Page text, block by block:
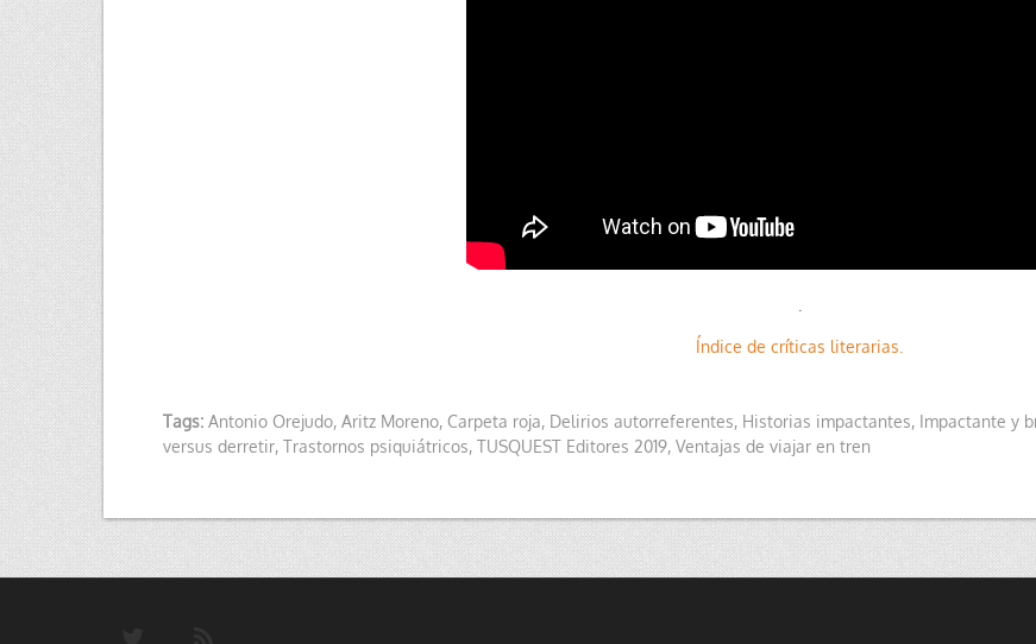
Índice de críticas literarias.
Tags: Antonio Orejudo, Aritz Moreno, Carpeta roja, Delirios autorreferentes, Historias impactantes, Impactante y
versus derretir, Trastornos psiquiátricos, TUSQUEST Editores 2019, Ventajas de viajar en tren